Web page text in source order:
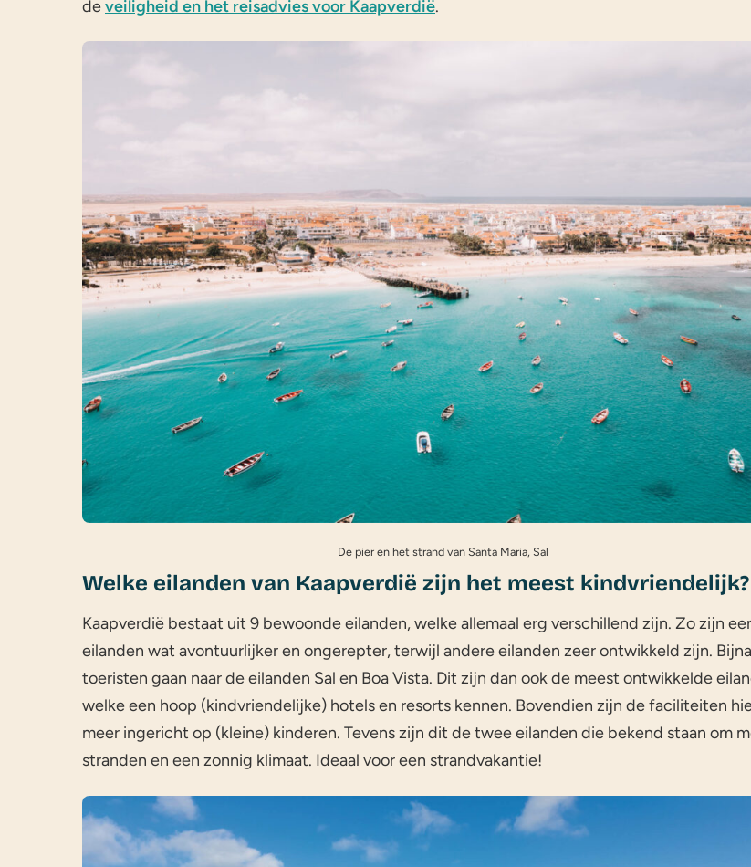
deveiligheid en het reisadvies voor Kaapverdië.
De pier en het strand van Santa Maria, Sal
Welke eilanden van Kaapverdië zijn het meest kindvriendelijk?
Kaapverdië bestaat uit 9 bewoonde eilanden, welke allemaal erg verschillend zijn. Zo zijn
eilanden wat avontuurlijker en ongerepter, terwijl andere eilanden zeer ontwikkeld zijn.
toeristen gaan naar de eilanden Sal en Boa Vista. Dit zijn dan ook de meest ontwikkelde
welke een hoop (kindvriendelijke) hotels en resorts kennen. Bovendien zijn de faciliteiten
meer ingericht op (kleine) kinderen. Tevens zijn dit de twee eilanden die bekend staan om
stranden en een zonnig klimaat. Ideaal voor een strandvakantie!